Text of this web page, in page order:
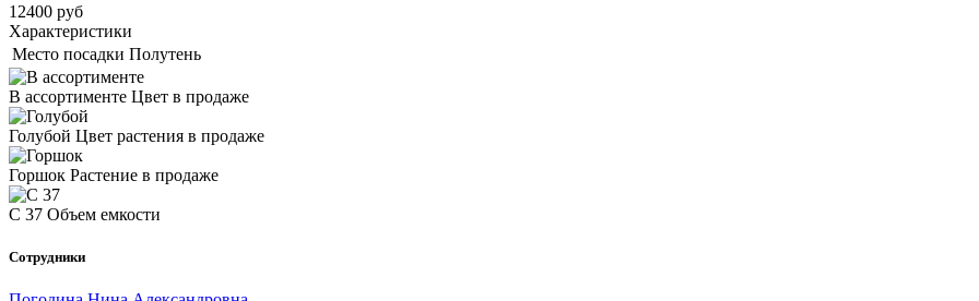
12400 руб
Характеристики
Место посадки Полутень
В ассортименте Цвет в продаже
Голубой Цвет растения в продаже
Горшок Растение в продаже
C 37 Объем емкости
Сотрудники